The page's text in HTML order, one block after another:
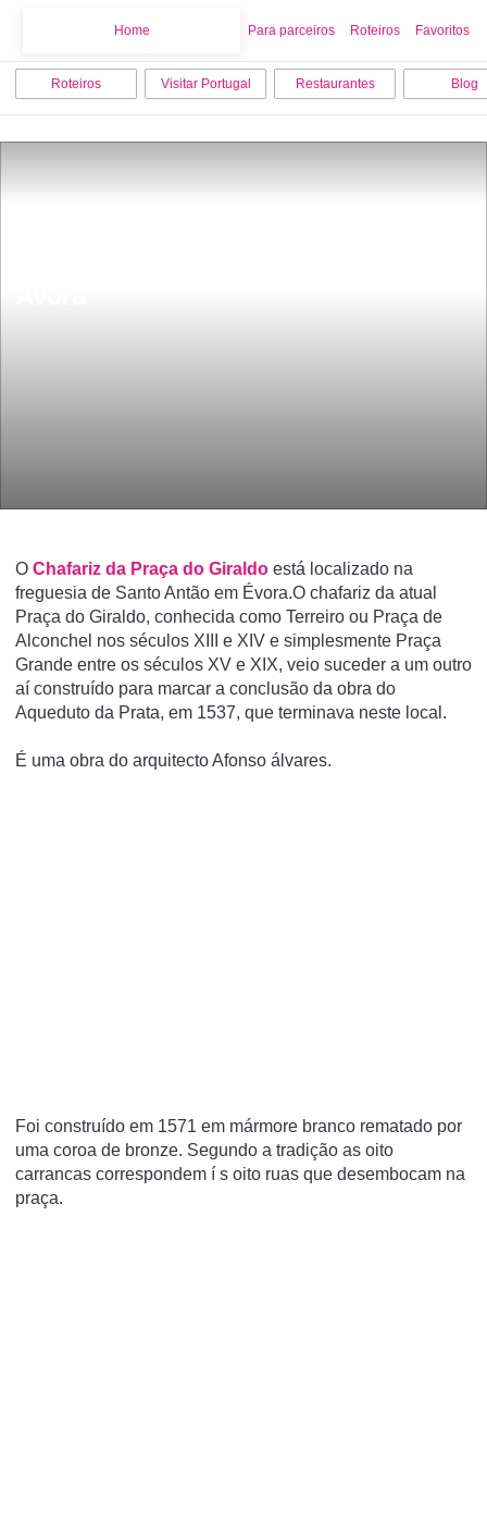
Home Para parceiros Roteiros Favoritos
Roteiros Visitar Portugal Restaurantes Blog
O Chafariz da Praça do Giraldo está localizado na
freguesia de Santo Antão em Évora.O chafariz da atual
Praça do Giraldo, conhecida como Terreiro ou Praça de
Alconchel nos séculos XIII e XIV e simplesmente Praça
Grande entre os séculos XV e XIX, veio suceder a um outro
aí construído para marcar a conclusão da obra do
Aqueduto da Prata, em 1537, que terminava neste local.
É uma obra do arquitecto Afonso álvares.
Foi construí­do em 1571 em mármore branco rematado por
uma coroa de bronze. Segundo a tradição as oito
carrancas correspondem í s oito ruas que desembocam na
praça.